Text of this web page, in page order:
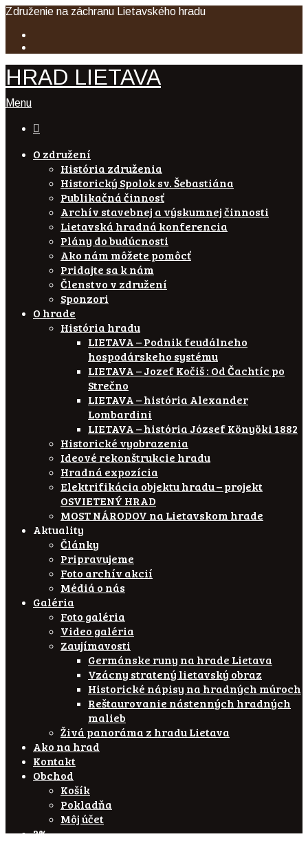
Združenie na záchranu Lietavského hradu
HRAD LIETAVA
Menu

O združení
História združenia
Historický Spolok sv. Šebastiána
Publikačná činnosť
Archív stavebnej a výskumnej činnosti
Lietavská hradná konferencia
Plány do budúcnosti
Ako nám môžete pomôcť
Pridajte sa k nám
Členstvo v združení
Sponzori
O hrade
História hradu
LIETAVA – Podnik feudálneho
hospodárskeho systému
LIETAVA – Jozef Kočiš : Od Čachtíc po
Strečno
LIETAVA – história Alexander
Lombardini
LIETAVA – história József Könyöki 1882
Historické vyobrazenia
Ideové rekonštrukcie hradu
Hradná expozícia
Elektrifikácia objektu hradu – projekt
OSVIETENÝ HRAD
MOST NÁRODOV na Lietavskom hrade
Aktuality
Články
Pripravujeme
Foto archív akcií
Médiá o nás
Galéria
Foto galéria
Video galéria
Zaujímavosti
Germánske runy na hrade Lietava
Vzácny stratený lietavský obraz
Historické nápisy na hradných múroch
Reštaurovanie nástenných hradných
malieb
Živá panoráma z hradu Lietava
Ako na hrad
Kontakt
Obchod
Košík
Pokladňa
Môj účet
2%